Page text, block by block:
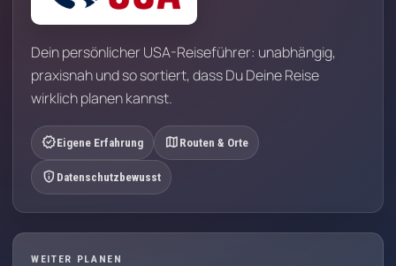
Dein persönlicher USA-Reiseführer: unabhängig,
praxisnah und so sortiert, dass Du Deine Reise
wirklich planen kannst.
verifiedEigene Erfahrung map Routen & Orte
privacy_tip Datenschutzbewusst
WEITER PLANEN